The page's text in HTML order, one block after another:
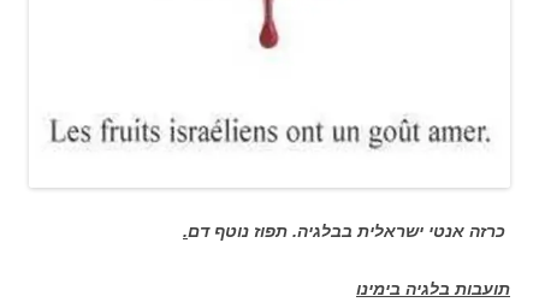
כרזה אנטי ישראלית בבלגיה. תפוז נוטף דם.
תועבות בלגיה בימינו